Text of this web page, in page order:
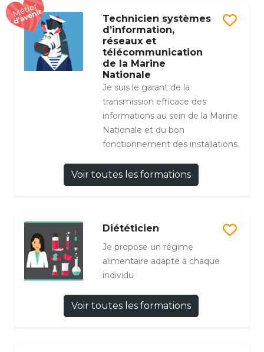
Technicien systèmes
d’information,
réseaux et
télécommunication
de la Marine
Nationale
Je suis le garant de la
transmission efficace des
informations au sein de la Marine
Nationale et du bon
fonctionnement des installations.
Voir toutes les formations
Diététicien
Je propose un régime
alimentaire adapté à chaque
individu
Voir toutes les formations